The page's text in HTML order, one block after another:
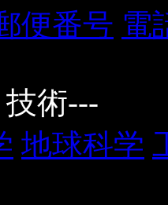
便番号 電
術---
地球科学